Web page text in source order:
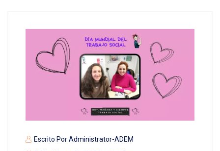
Escrito PorAdministrator-ADEM